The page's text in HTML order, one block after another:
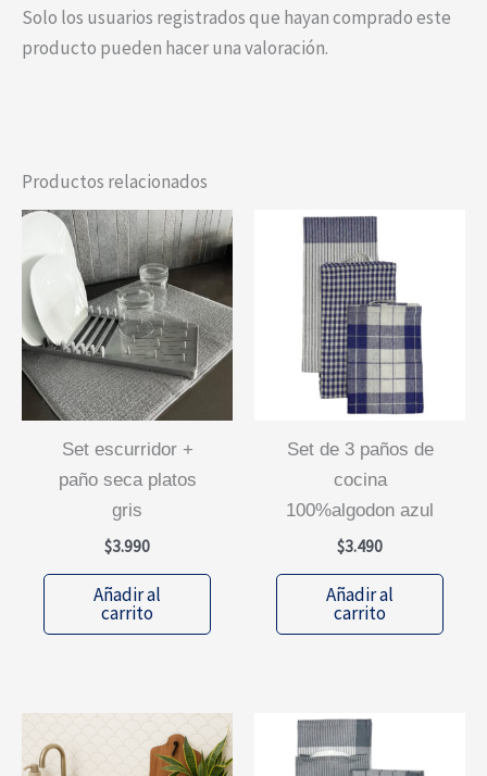
Solo los usuarios registrados que hayan comprado este
producto pueden hacer una valoración.
Productos relacionados
set escurridor +
paño seca platos
gris
$3.990
Añadir al
carrito
set de 3 paños de
cocina
100%algodon azul
$3.490
Añadir al
carrito